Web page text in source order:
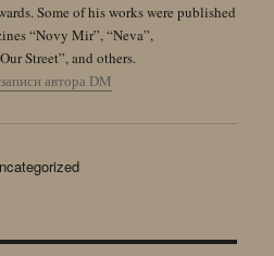
Some of his works were published
“Novy Mir”, “Neva”,
Street”, and others.
автора DM